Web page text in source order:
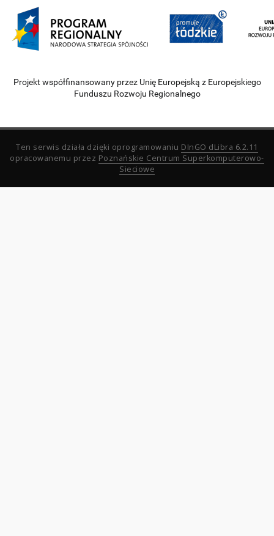
Projekt współfinansowany przez Unię Europejską z Europejskiego
Funduszu Rozwoju Regionalnego
Ten serwis działa dzięki oprogramowaniu DInGO dLibra 6.2.11
opracowanemu przez Poznańskie Centrum Superkomputerowo-
Sieciowe